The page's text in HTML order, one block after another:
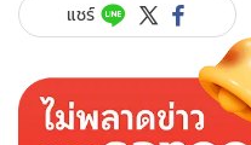
แชร์